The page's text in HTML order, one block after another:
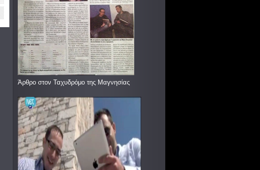
Άρθρο στον Ταχυδρόμο της Μαγνησίας